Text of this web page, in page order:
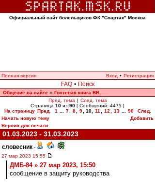
Официальный сайт болельщиков ФК "Спартак" Москва
Полная версия Вход • Регистрация
FAQ • Поиск
Общение на сайте » Гостевая книга ВВ
Пред. тема | След. тема
Страница 10 из 90 [ Сообщений: 4475 ]
На страницу Пред. 1 7 8 9 10, 11 12 13 90
След.
Начать новую тему
Добавить
Версия для печати
01.03.2023 - 31.03.2023
словесник -
27 мар 2023 15:55
ДМБ-84 » 27 мар 2023, 15:50
сообщение в защиту руководства